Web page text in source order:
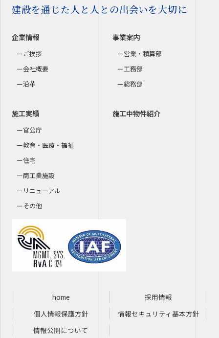
建設を通じた人と人との出会いを大切に
企業情報
ご挨拶
会社概要
沿革
事業案内
営業・積算部
工務部
総務部
施工実績
官公庁
教育・医療・福祉
住宅
商工業施設
リニューアル
その他
施工中物件紹介
home
採用情報
個人情報保護方針
情報セキュリティ基本方針
情報公開について